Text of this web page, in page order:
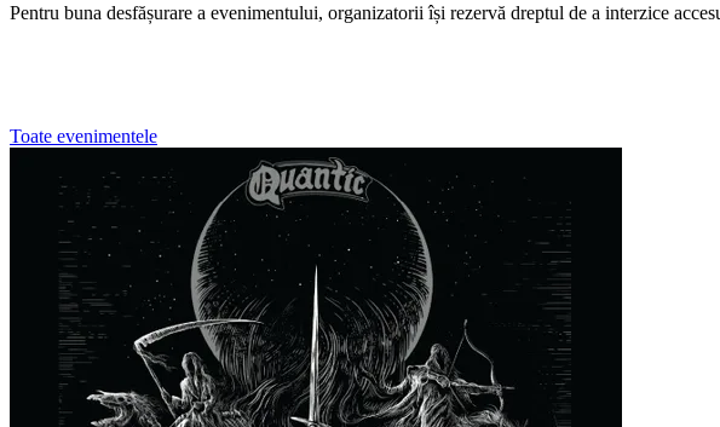
Pentru buna desfășurare a evenimentului, organizatorii își rezervă dreptul de a interzice
Toate evenimentele